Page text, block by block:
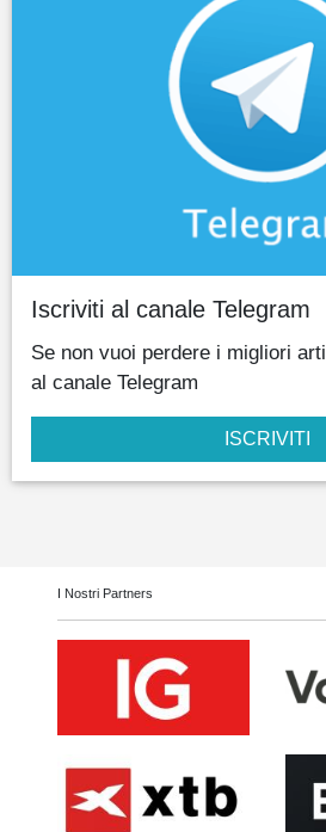
Iscriviti al canale Telegram
Se non vuoi perdere i migliori
al canale Telegram
ISCRIVITI
I Nostri Partners